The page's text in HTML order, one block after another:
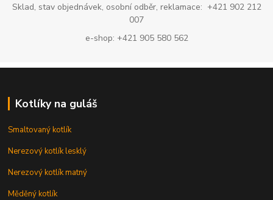
Sklad, stav objednávek, osobní odběr, reklamace: +421 902 212
007
e-shop: +421 905 580 562
Kotlíky na guláš
Smaltovaný kotlík
Nerezový kotlík lesklý
Nerezový kotlík matný
Měděný kotlík